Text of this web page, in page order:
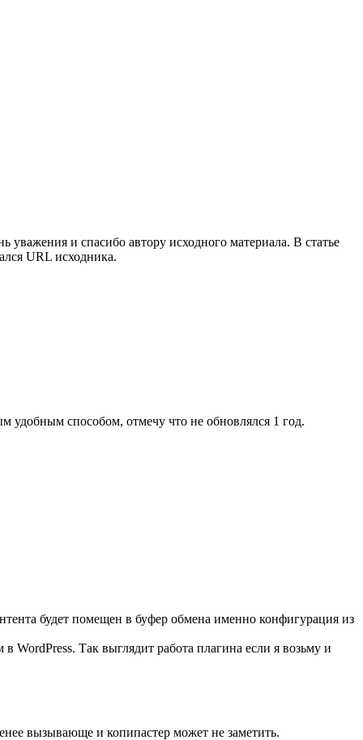
уважения и спасибо автору исходного материала. В статье
URL исходника.
удобным способом, отмечу что не обновлялся 1 год.
будет помещен в буфер обмена именно конфигурация из
WordPress. Так выглядит работа плагина если я возьму и
вызывающе и копипастер может не заметить.